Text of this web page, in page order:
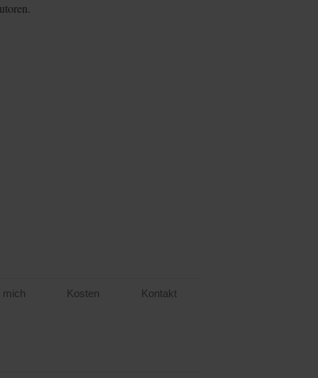
mich Kosten Kontakt